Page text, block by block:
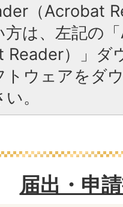
（Acrobat
は、左記の
Reader）」ダ
トウェアをダ
。
届出・申